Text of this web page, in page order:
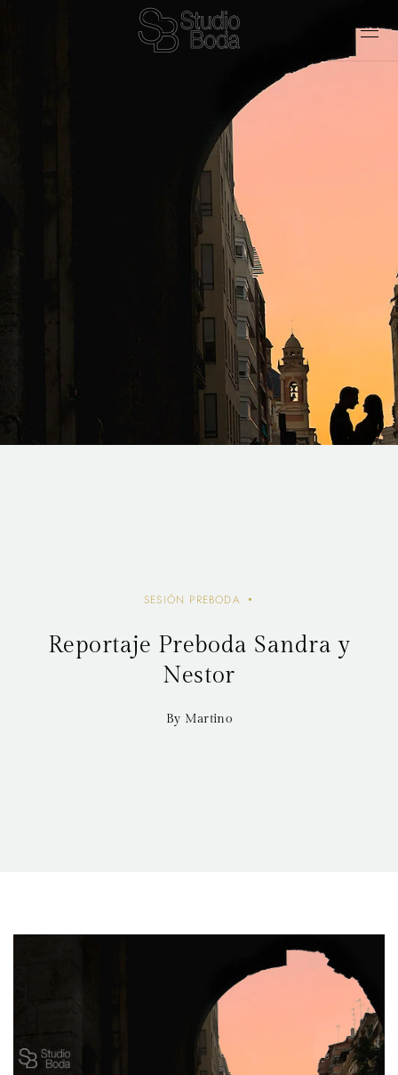
SESIÓN PREBODA
Reportaje Preboda Sandra y
Nestor
By Martino